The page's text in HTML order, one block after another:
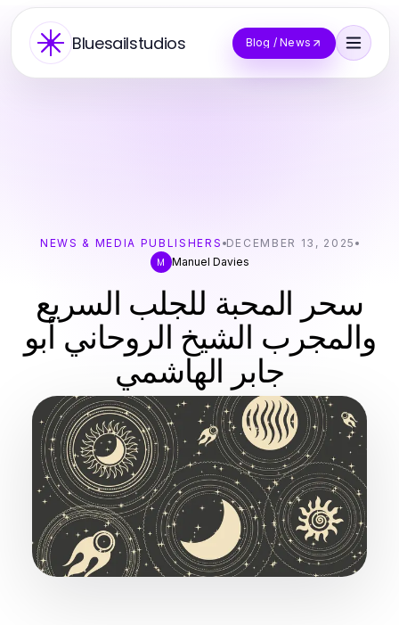
Bluesailstudios Blog / News
NEWS & MEDIA PUBLISHERS DECEMBER 13, 2025
M Manuel Davies
سحر المحبة للجلب السريع
والمجرب الشيخ الروحاني أبو
جابر الهاشمي